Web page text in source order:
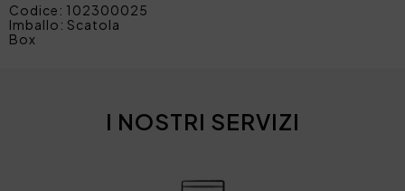
Codice: 102300025
Imballo: Scatola
Box
I NOSTRI SERVIZI